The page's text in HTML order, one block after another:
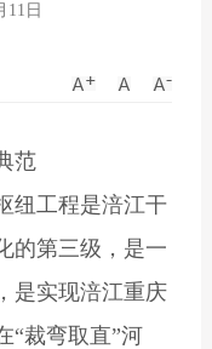
11日
范
工程是涪江干
的第三级，是一
是实现涪江重庆
“裁弯取直”河